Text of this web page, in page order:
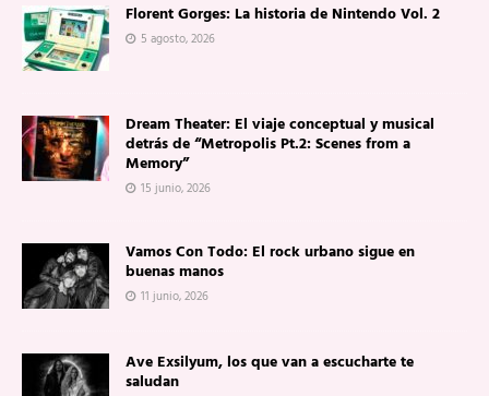
Florent Gorges: La historia de Nintendo Vol. 2
5 agosto, 2026
Dream Theater: El viaje conceptual y musical
detrás de “Metropolis Pt.2: Scenes from a
Memory”
15 junio, 2026
Vamos Con Todo: El rock urbano sigue en
buenas manos
11 junio, 2026
Ave Exsilyum, los que van a escucharte te
saludan